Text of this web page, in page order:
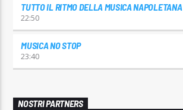
TUTTO IL RITMO DELLA MUSICA NAPOLETANA
22:50
MUSICA NO STOP
23:40
NOSTRI PARTNERS